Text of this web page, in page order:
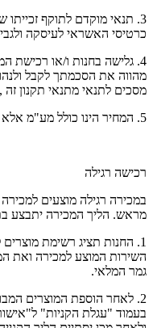
3. תנאי מוקדם לתוקף
כרטיסי האשראי לעיסקה
4. גלישה בחנות ו/או רכישת
מהווה את הסכמתך לקבל
מסכים לתנאי מתנאי תקנון
5. המחיר הינו כולל מע"מ אלא אם צויין מפורשות אחרת .
רכישה רגילה
במכירה רגילה מוצעים
מראש. הליך המכירה יתבצע
1. החנות תציג רשימת
השירות המוצע למכירה ואת
גמר המלאי.
2. לאחר הוספת המוצרים
בעמוד "עגלת הקניות"